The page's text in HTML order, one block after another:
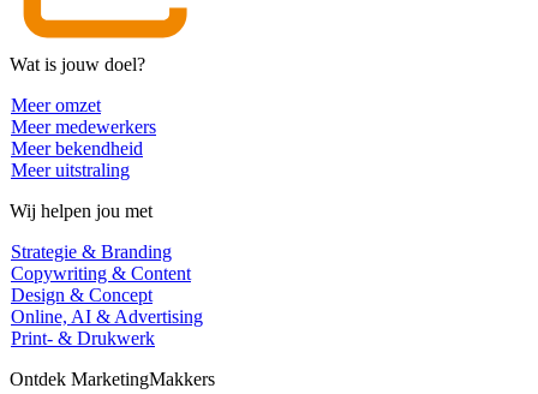
Wat is jouw doel?
Meer omzet
Meer medewerkers
Meer bekendheid
Meer uitstraling
Wij helpen jou met
Strategie & Branding
Copywriting & Content
Design & Concept
Online, AI & Advertising
Print- & Drukwerk
Ontdek MarketingMakkers